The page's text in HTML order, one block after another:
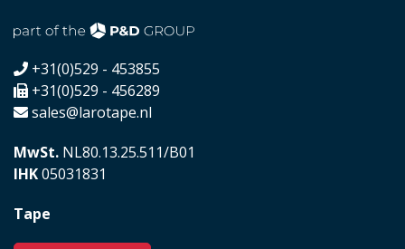
+31(0)529 - 453855
+31(0)529 - 456289
sales@larotape.nl
MwSt. NL80.13.25.511/B01
IHK05031831
Tape